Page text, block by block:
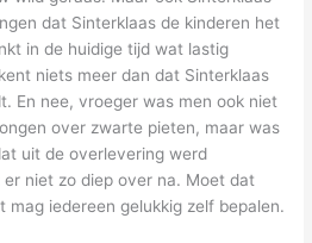
dat Sinterklaas de kinderen het
in de huidige tijd wat lastig
niets meer dan dat Sinterklaas
En nee, vroeger was men ook niet
over zwarte pieten, maar was
uit de overlevering werd
niet zo diep over na. Moet dat
mag iedereen gelukkig zelf bepalen.